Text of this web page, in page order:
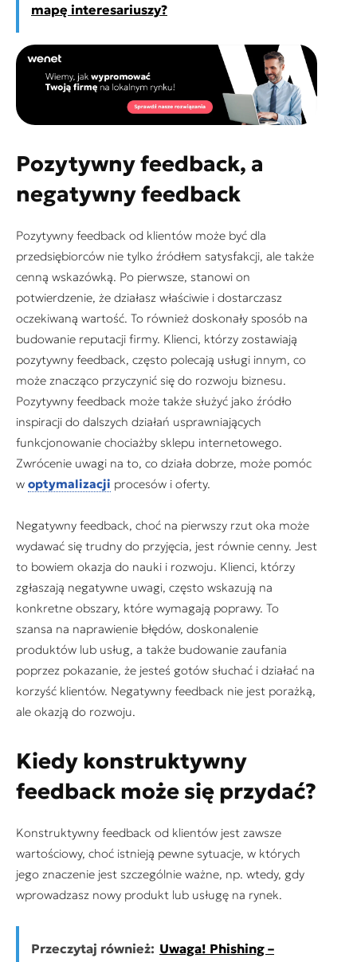
mapę interesariuszy?
Pozytywny feedback, a
negatywny feedback
Pozytywny feedback od klientów może być dla
przedsiębiorców nie tylko źródłem satysfakcji, ale także
cenną wskazówką. Po pierwsze, stanowi on
potwierdzenie, że działasz właściwie i dostarczasz
oczekiwaną wartość. To również doskonały sposób na
budowanie reputacji firmy. Klienci, którzy zostawiają
pozytywny feedback, często polecają usługi innym, co
może znacząco przyczynić się do rozwoju biznesu.
Pozytywny feedback może także służyć jako źródło
inspiracji do dalszych działań usprawniających
funkcjonowanie chociażby sklepu internetowego.
Zwrócenie uwagi na to, co działa dobrze, może pomóc
w optymalizacji procesów i oferty.
Negatywny feedback, choć na pierwszy rzut oka może
wydawać się trudny do przyjęcia, jest równie cenny. Jest
to bowiem okazja do nauki i rozwoju. Klienci, którzy
zgłaszają negatywne uwagi, często wskazują na
konkretne obszary, które wymagają poprawy. To
szansa na naprawienie błędów, doskonalenie
produktów lub usług, a także budowanie zaufania
poprzez pokazanie, że jesteś gotów słuchać i działać na
korzyść klientów. Negatywny feedback nie jest porażką,
ale okazją do rozwoju.
Kiedy konstruktywny
feedback może się przydać?
Konstruktywny feedback od klientów jest zawsze
wartościowy, choć istnieją pewne sytuacje, w których
jego znaczenie jest szczególnie ważne, np. wtedy, gdy
wprowadzasz nowy produkt lub usługę na rynek.
Przeczytaj również: Uwaga! Phishing –